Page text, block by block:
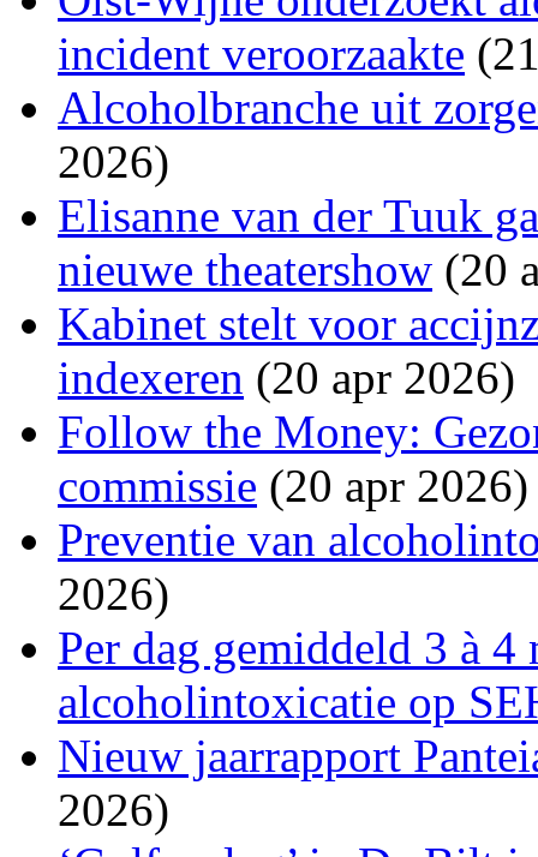
incident veroorzaakte
Alcoholbranche uit
2026)
Elisanne van der Tuuk
nieuwe theatershow (20
Kabinet stelt voor
indexeren (20 apr 2026)
Follow the Money:
commissie (20 apr 2026)
Preventie van
2026)
Per dag gemiddeld 3 à
alcoholintoxicatie op
Nieuw jaarrapport
2026)